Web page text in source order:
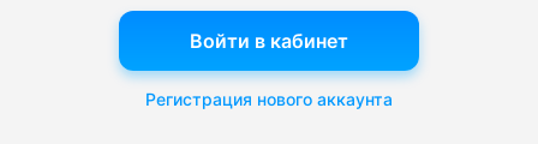
Войти в кабинет
Регистрация нового аккаунта